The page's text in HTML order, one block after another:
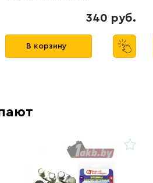
340 руб.
В корзину